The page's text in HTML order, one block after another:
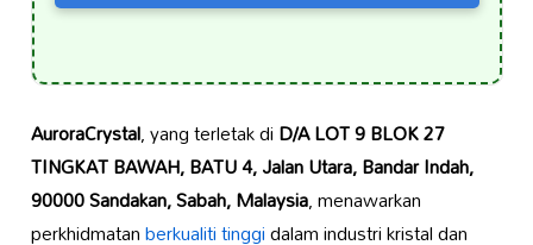
AuroraCrystal, yang terletak diD/A LOT 9 BLOK 27
TINGKAT BAWAH, BATU 4, Jalan Utara, Bandar Indah,
90000 Sandakan, Sabah, Malaysia, menawarkan
perkhidmatanberkualiti tinggidalam industri kristal dan